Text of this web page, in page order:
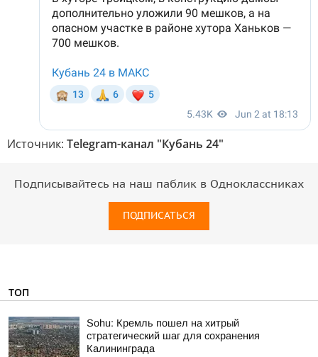
Источник: Telegram-канал "Кубань 24"
Подписывайтесь на наш паблик в Одноклассниках
ПОДПИСАТЬСЯ
ТОП
Sohu: Кремль пошел на хитрый
стратегический шаг для сохранения
Калининграда